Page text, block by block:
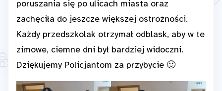
poruszania się po ulicach miasta oraz
zachęciła do jeszcze większej ostrożności.
Każdy przedszkolak otrzymał odblask, aby w te
zimowe, ciemne dni był bardziej widoczni.
Dziękujemy Policjantom za przybycie 🙂